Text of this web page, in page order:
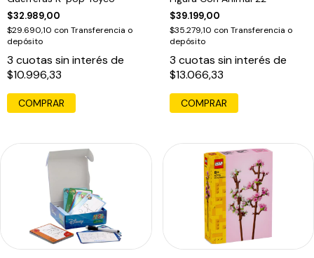
$32.989,00
$29.690,10 con Transferencia o
depósito
3 cuotas sin interés de
$10.996,33
$39.199,00
$35.279,10 con Transferencia o
depósito
3 cuotas sin interés de
$13.066,33
COMPRAR